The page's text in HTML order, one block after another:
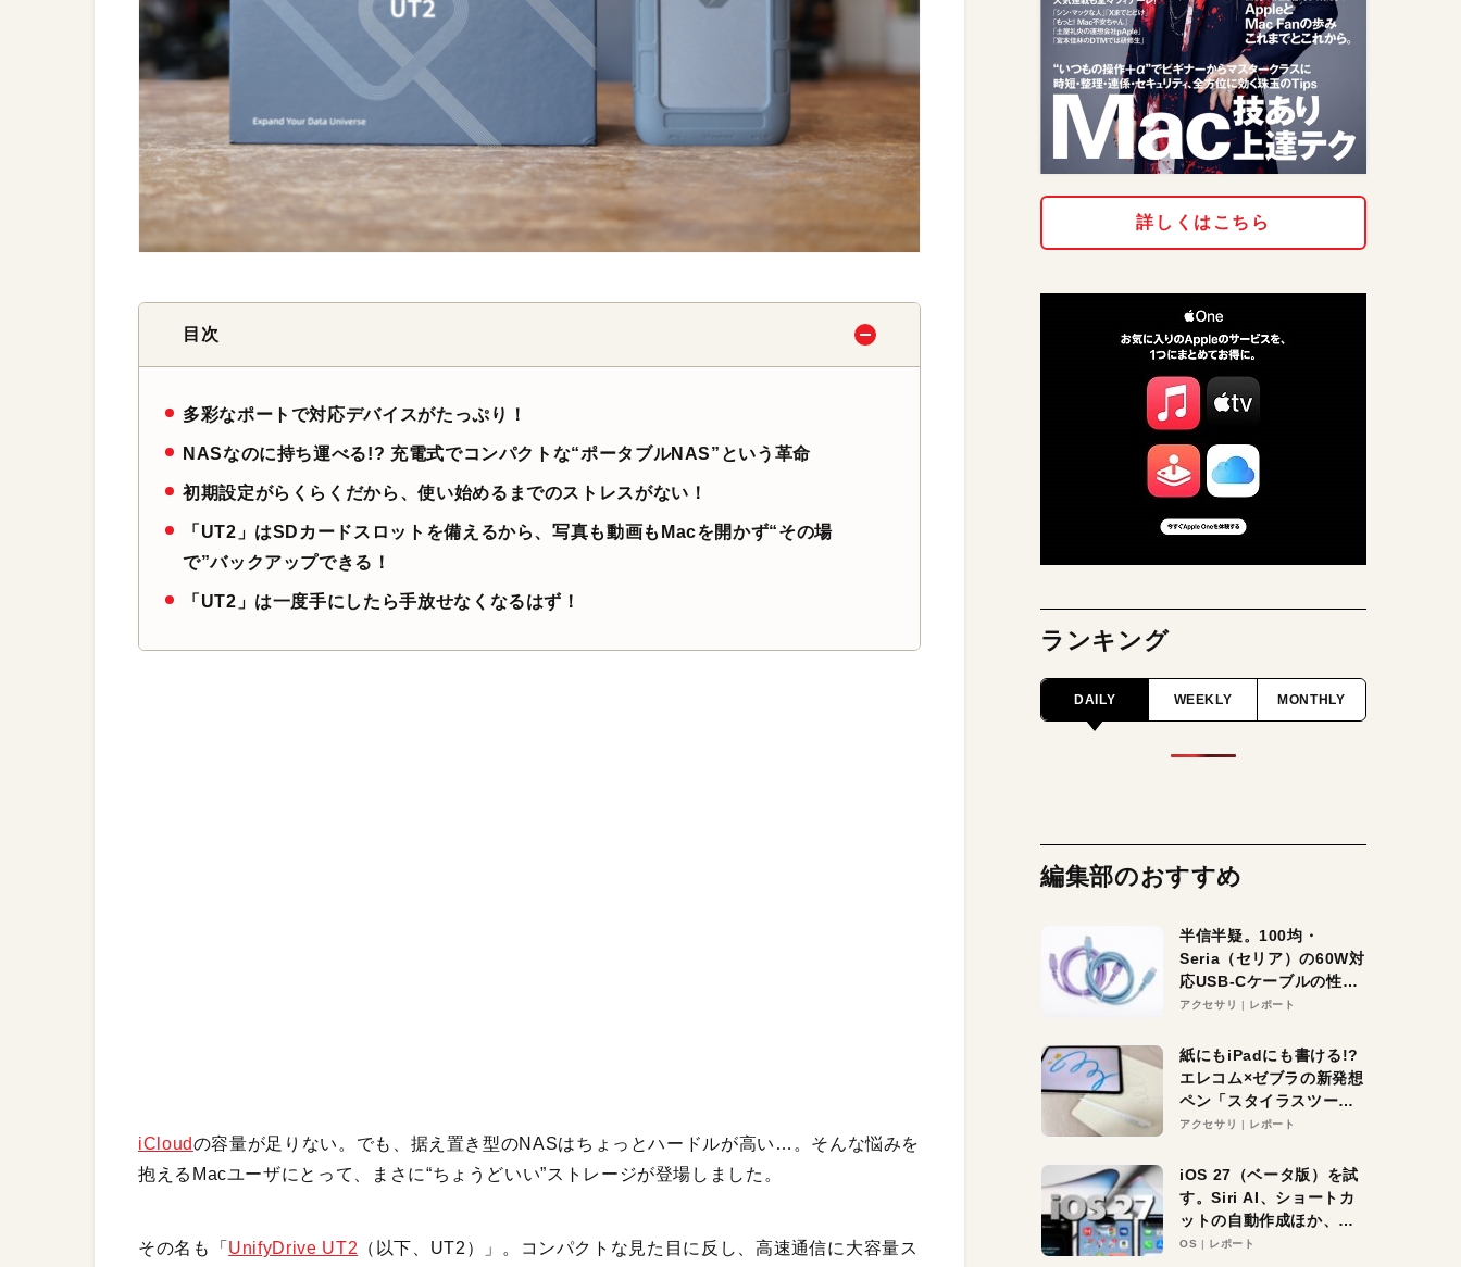
目次
多彩なポートで対応デバイスがたっぷり！
NASなのに持ち運べる!? 充電式でコンパクトな“ポータブルNAS”という革命
初期設定がらくらくだから、使い始めるまでのストレスがない！
「UT2」はSDカードスロットを備えるから、写真も動画もMacを開かず“その場
で”バックアップできる！
「UT2」は一度手にしたら手放せなくなるはず！
iCloudの容量が足りない。でも、据え置き型のNASはちょっとハードルが高い…。そんな悩みを
抱えるMacユーザにとって、まさに“ちょうどいい”ストレージが登場しました。
その名も「 UnifyDrive UT2 （以下、UT2）」。コンパクトな見た目に反し、高速通信に大容量ス
詳しくはこちら
ランキング
DAILY WEEKLY MONTHLY
編集部のおすすめ
半信半疑。100均・
Seria（セリア）の60W対
応USB-Cケーブルの性能
を検証。超コスパの1本を
アクセサリ レポート
紙にもiPadにも書ける!?
エレコム×ゼブラの新発想
ペン「スタイラスツーウ
ェイ」レビュー。持ち替
アクセサリ レポート
iOS 27（ベータ版）を試
す。Siri AI、ショートカ
ットの自動作成ほか、期
待大の便利機能5選。
OS レポート